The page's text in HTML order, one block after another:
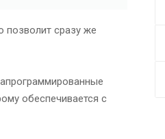
позволит сразу же
обеспечивается с